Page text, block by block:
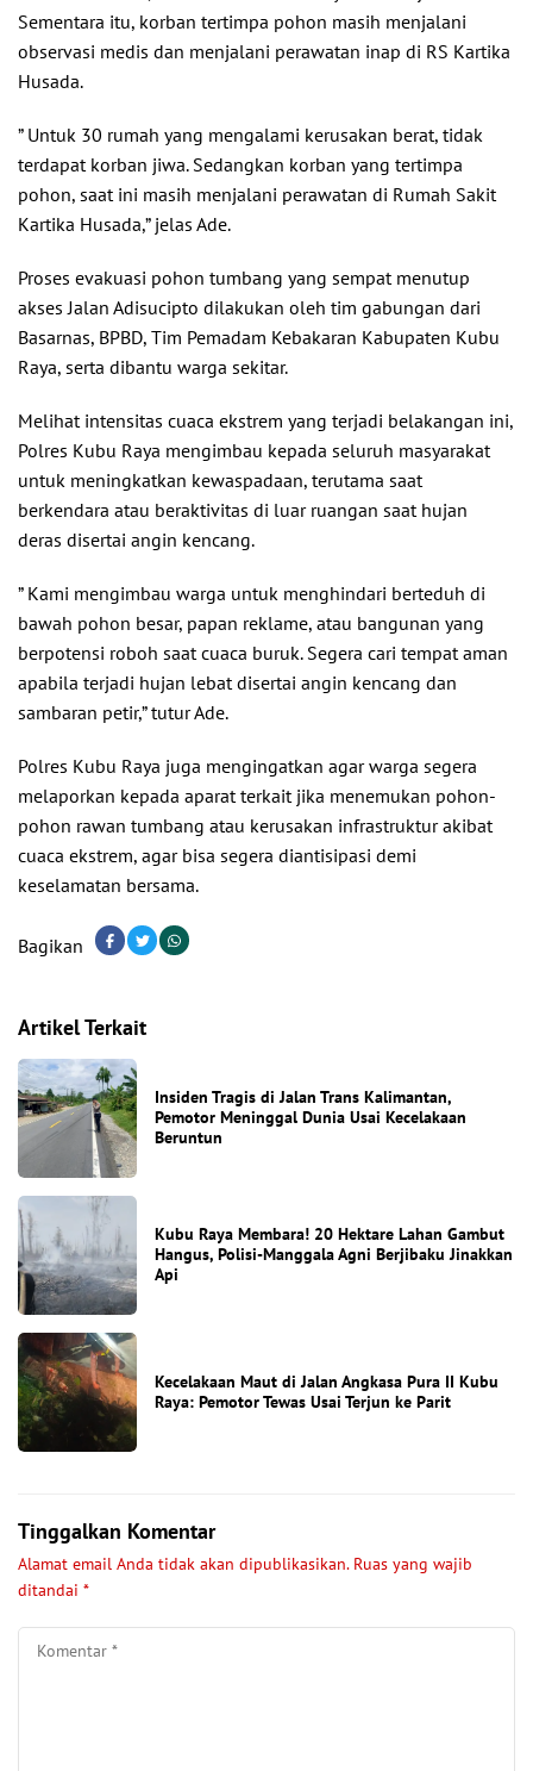
Sementara itu, korban tertimpa pohon masih menjalani
observasi medis dan menjalani perawatan inap di RS Kartika
Husada.
” Untuk 30 rumah yang mengalami kerusakan berat, tidak
terdapat korban jiwa. Sedangkan korban yang tertimpa
pohon, saat ini masih menjalani perawatan di Rumah Sakit
Kartika Husada,” jelas Ade.
Proses evakuasi pohon tumbang yang sempat menutup
akses Jalan Adisucipto dilakukan oleh tim gabungan dari
Basarnas, BPBD, Tim Pemadam Kebakaran Kabupaten Kubu
Raya, serta dibantu warga sekitar.
Melihat intensitas cuaca ekstrem yang terjadi belakangan ini,
Polres Kubu Raya mengimbau kepada seluruh masyarakat
untuk meningkatkan kewaspadaan, terutama saat
berkendara atau beraktivitas di luar ruangan saat hujan
deras disertai angin kencang.
” Kami mengimbau warga untuk menghindari berteduh di
bawah pohon besar, papan reklame, atau bangunan yang
berpotensi roboh saat cuaca buruk. Segera cari tempat aman
apabila terjadi hujan lebat disertai angin kencang dan
sambaran petir,” tutur Ade.
Polres Kubu Raya juga mengingatkan agar warga segera
melaporkan kepada aparat terkait jika menemukan pohon-
pohon rawan tumbang atau kerusakan infrastruktur akibat
cuaca ekstrem, agar bisa segera diantisipasi demi
keselamatan bersama.
Bagikan
Artikel Terkait
Insiden Tragis di Jalan Trans Kalimantan,
Pemotor Meninggal Dunia Usai Kecelakaan
Beruntun
Kubu Raya Membara! 20 Hektare Lahan Gambut
Hangus, Polisi-Manggala Agni Berjibaku Jinakkan
Api
Kecelakaan Maut di Jalan Angkasa Pura II Kubu
Raya: Pemotor Tewas Usai Terjun ke Parit
Tinggalkan Komentar
Alamat email Anda tidak akan dipublikasikan. Ruas yang wajib
ditandai *